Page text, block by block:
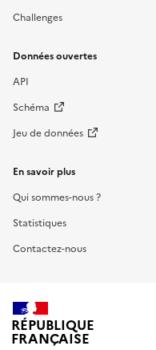
Challenges
Données ouvertes
API
Schéma
Jeu de données
En savoir plus
Qui sommes-nous ?
Statistiques
Contactez-nous
RÉPUBLIQUE
FRANÇAISE